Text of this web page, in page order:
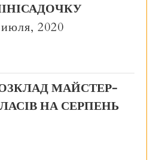
2020
МАЙСТЕР-
НА СЕРПЕНЬ